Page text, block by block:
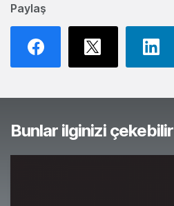
Paylaş
Bunlar ilginizi çekebilir